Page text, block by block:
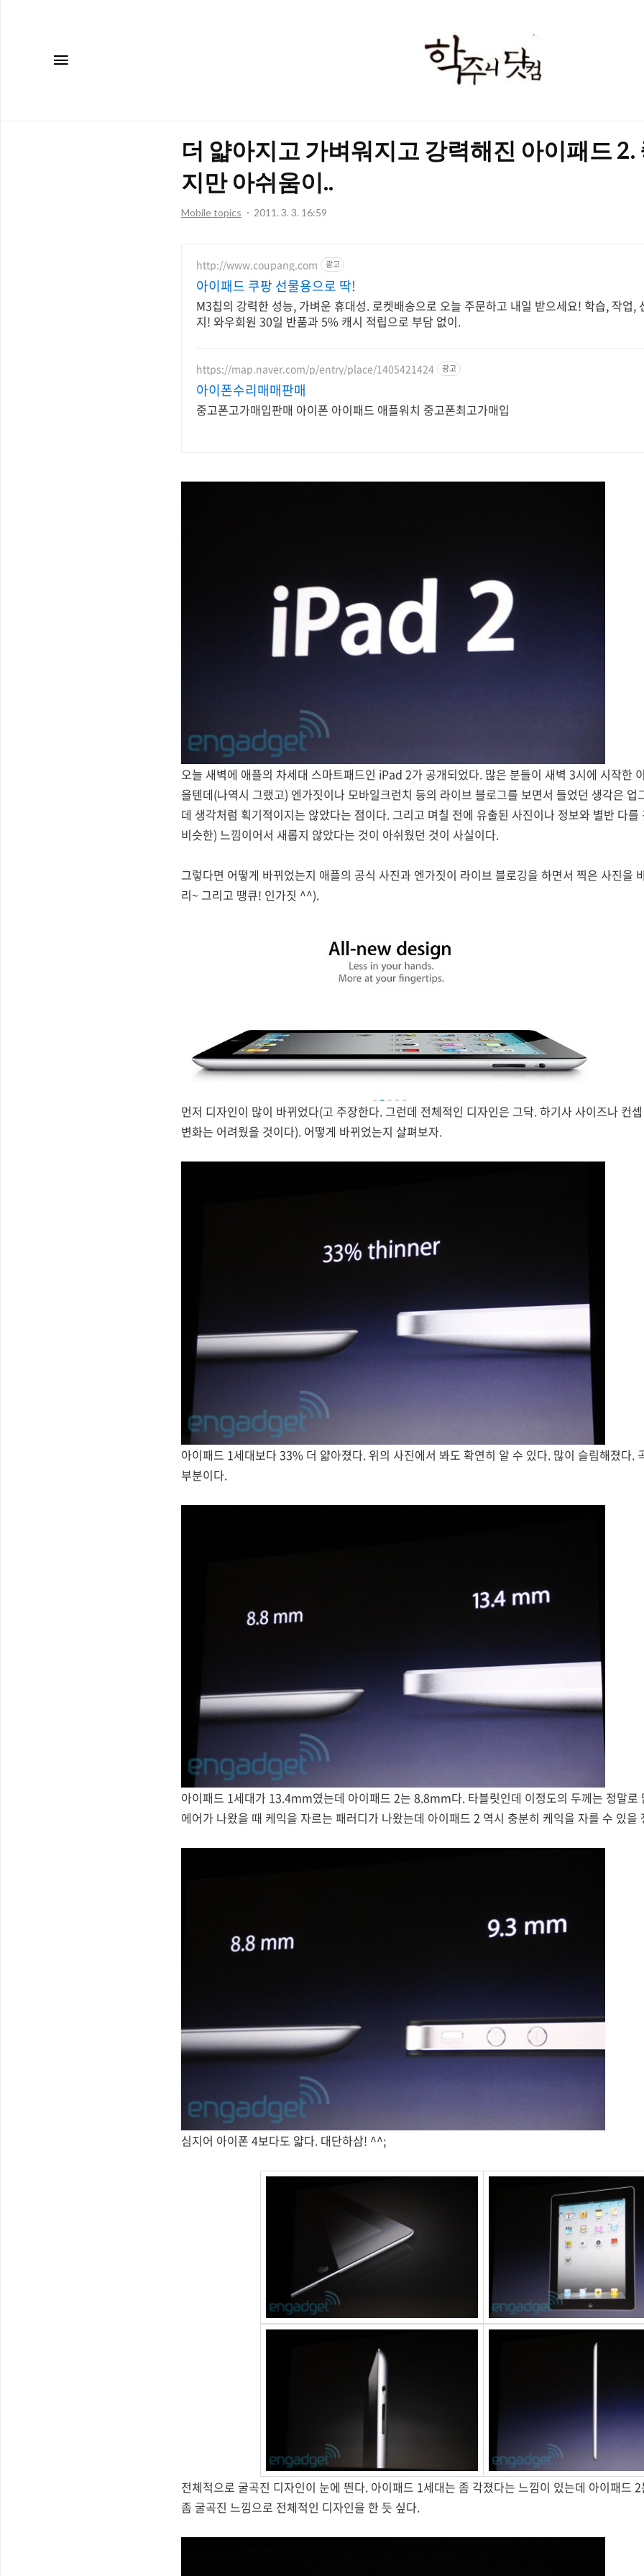
주
닷
컴
더 얇아지고 가벼워지고 강력해진 아이패드 2.
지만 아쉬움이..
Mobile topics 2011. 3. 3. 16:59
http://www.coupang.com 광고
아이패드 쿠팡 선물용으로 딱!
M3칩의 강력한 성능, 가벼운 휴대성. 로켓배송으로 오늘 주문하고 내일 받으세요! 학습, 작업,
지! 와우회원 30일 반품과 5% 캐시 적립으로 부담 없이.
https://map.naver.com/p/entry/place/1405421424 광고
아이폰수리매매판매
중고폰고가매입판매 아이폰 아이패드 애플워치 중고폰최고가매입
오늘 새벽에 애플의 차세대 스마트패드인 iPad 2가 공개되었다. 많은 분들이 새벽 3시에 시작한
을텐데(나역시 그랬고) 엔가짓이나 모바일크런치 등의 라이브 블로그를 보면서 들었던 생각은 업
데 생각처럼 획기적이지는 않았다는 점이다. 그리고 며칠 전에 유출된 사진이나 정보와 별반 다
비슷한) 느낌이어서 새롭지 않았다는 것이 아쉬웠던 것이 사실이다.
그렇다면 어떻게 바뀌었는지 애플의 공식 사진과 엔가짓이 라이브 블로깅을 하면서 찍은 사진을
리~ 그리고 땡큐! 인가짓 ^^).
먼저 디자인이 많이 바뀌었다(고 주장한다. 그런데 전체적인 디자인은 그닥. 하기사 사이즈나 컨
변화는 어려웠을 것이다). 어떻게 바뀌었는지 살펴보자.
아이패드 1세대보다 33% 더 얇아졌다. 위의 사진에서 봐도 확연히 알 수 있다. 많이 슬림해졌다.
부분이다.
아이패드 1세대가 13.4mm였는데 아이패드 2는 8.8mm다. 타블릿인데 이정도의 두께는 정말로
에어가 나왔을 때 케익을 자르는 패러디가 나왔는데 아이패드 2 역시 충분히 케익을 자를 수 있을
심지어 아이폰 4보다도 얇다. 대단하삼! ^^;
전체적으로 굴곡진 디자인이 눈에 띈다. 아이패드 1세대는 좀 각졌다는 느낌이 있는데 아이패드
좀 굴곡진 느낌으로 전체적인 디자인을 한 듯 싶다.